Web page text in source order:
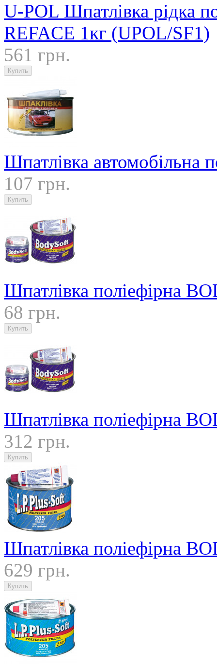
U-POL Шпатлівка рідка
REFACE 1кг (UPOL/SF1)
561 грн.
Шпатлівка автомобільна
107 грн.
Шпатлівка поліефірна
68 грн.
Шпатлівка поліефірна
312 грн.
Шпатлівка поліефірна
629 грн.